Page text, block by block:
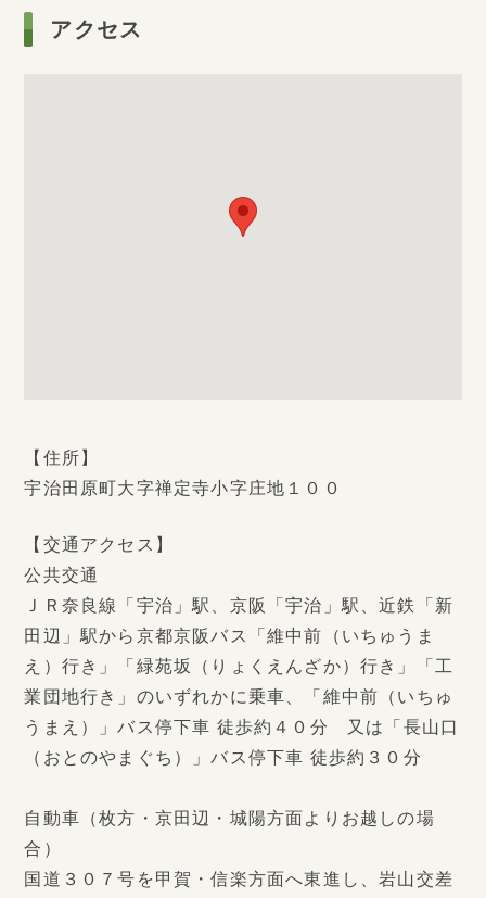
アクセス
【住所】
宇治田原町大字禅定寺小字庄地１００
【交通アクセス】
公共交通
ＪＲ奈良線「宇治」駅、京阪「宇治」駅、近鉄「新
田辺」駅から京都京阪バス「維中前（いちゅうま
え）行き」「緑苑坂（りょくえんざか）行き」「工
業団地行き」のいずれかに乗車、「維中前（いちゅ
うまえ）」バス停下車 徒歩約４０分 又は「長山口
（おとのやまぐち）」バス停下車 徒歩約３０分
自動車（枚方・京田辺・城陽方面よりお越しの場
合）
国道３０７号を甲賀・信楽方面へ東進し、岩山交差